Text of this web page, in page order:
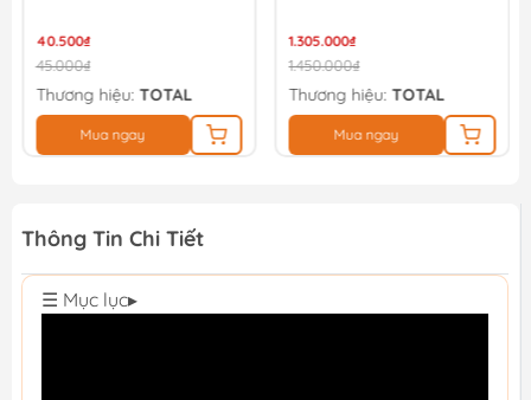
40.500₫
45.000₫
Thương hiệu: TOTAL
Mua ngay
1.305.000₫
1.450.000₫
Thương hiệu:TOTAL
Mua ngay
Thông Tin Chi Tiết
☰ Mục lục▸